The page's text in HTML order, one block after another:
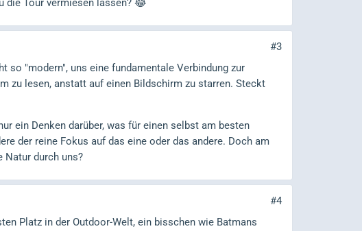
die Tour vermiesen lassen? 😂
#3
so "modern", uns eine fundamentale Verbindung zur
zu lesen, anstatt auf einen Bildschirm zu starren. Steckt
ein Denken darüber, was für einen selbst am besten
der reine Fokus auf das eine oder das andere. Doch am
Natur durch uns?
#4
Platz in der Outdoor-Welt, ein bisschen wie Batmans